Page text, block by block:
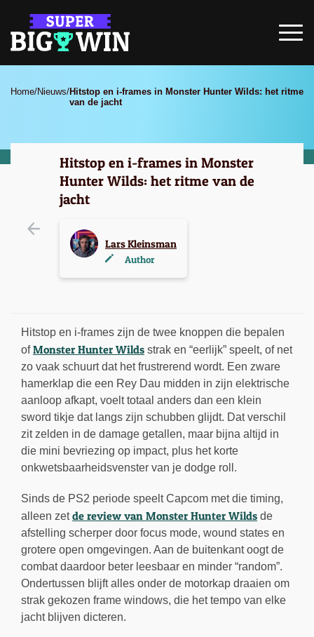
Home/Nieuws/Hitstop en i-frames in Monster Hunter Wilds: het ritme
van de jacht
Hitstop en i-frames in Monster
Hunter Wilds: het ritme van de
jacht
Lars Kleinsman
Author
Hitstop en i-frames zijn de twee knoppen die bepalen
ofMonster Hunter Wilds strak en “eerlijk” speelt, of net
zo vaak schuurt dat het frustrerend wordt. Een zware
hamerklap die een Rey Dau midden in zijn elektrische
aanloop afkapt, voelt totaal anders dan een klein
sword tikje dat langs zijn schubben glijdt. Dat verschil
zit zelden in de damage getallen, maar bijna altijd in
die mini bevriezing op impact, plus het korte
onkwetsbaarheidsvenster van je dodge roll.
Sinds de PS2 periode speelt Capcom met die timing,
alleen zetde review van Monster Hunter Wilds de
afstelling scherper door focus mode, wound states en
grotere open omgevingen. Aan de buitenkant oogt de
combat daardoor beter leesbaar en minder “random”.
Ondertussen blijft alles onder de motorkap draaien om
strak gekozen frame windows, die het tempo van elke
jacht blijven dicteren.